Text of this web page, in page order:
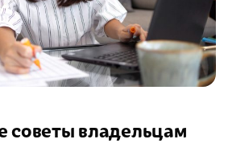
советы владельцам